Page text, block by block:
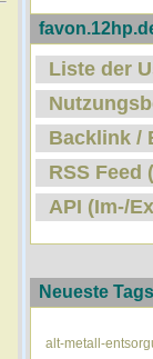
Liste der
Backlink /
RSS Feed
API (Im-/
Neueste Tags
alt-metall-